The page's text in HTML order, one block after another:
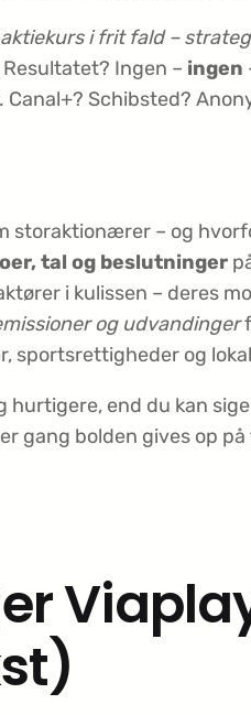
i frit fald –
Resultatet? Ingen – ingen
Schibsted?
storaktionærer – og
tal og beslutninger
i kulissen – deres
og udvandinger
sportsrettigheder og
end du kan
gang bolden gives op